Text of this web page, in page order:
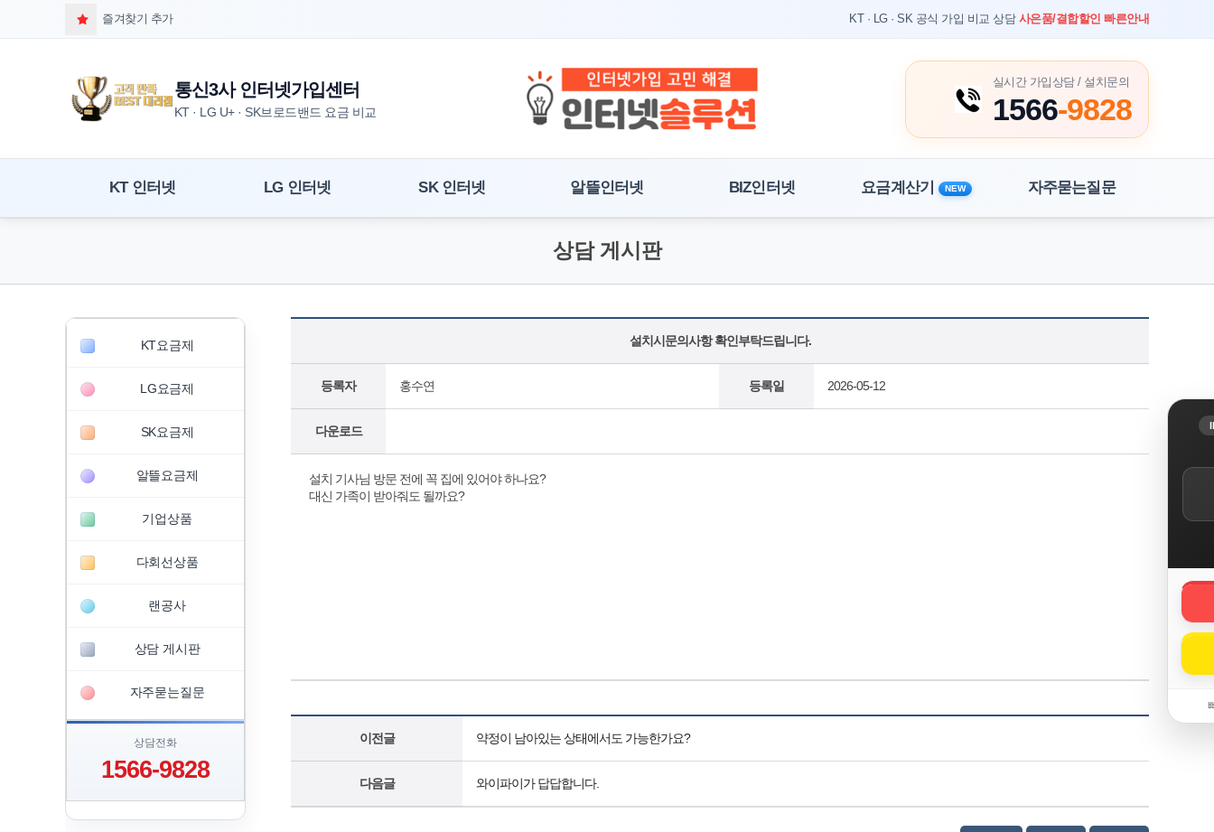
즐겨찾기 추가 KT · LG · SK 공식 가입 비교 상담 사은품/결합할인 빠른안내
통신3사 인터넷가입센터
KT · LG U+ · SK브로드밴드 요금 비교
실시간 가입상담 / 설치문의
1566-9828
KT 인터넷 LG 인터넷 SK 인터넷 알뜰인터넷 BIZ인터넷 요금계산기 NEW 자주묻는질문
상담 게시판
KT요금제
LG요금제
SK요금제
알뜰요금제
기업상품
다회선상품
랜공사
상담 게시판
자주묻는질문
상담전화
1566-9828
설치시문의사항 확인부탁드립니다.
등록자 홍수연 등록일 2026-05-12
다운로드
설치 기사님 방문 전에 꼭 집에 있어야 하나요?
대신 가족이 받아줘도 될까요?
이전글 약정이 남아있는 상태에서도 가능한가요?
다음글 와이파이가 답답합니다.